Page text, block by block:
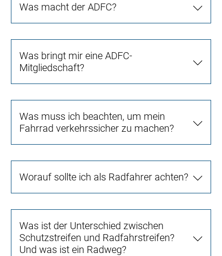
Was macht der ADFC?
Was bringt mir eine ADFC-
Mitgliedschaft?
Was muss ich beachten, um mein
Fahrrad verkehrssicher zu machen?
Worauf sollte ich als Radfahrer achten?
Was ist der Unterschied zwischen
Schutzstreifen und Radfahrstreifen?
Und was ist ein Radweg?